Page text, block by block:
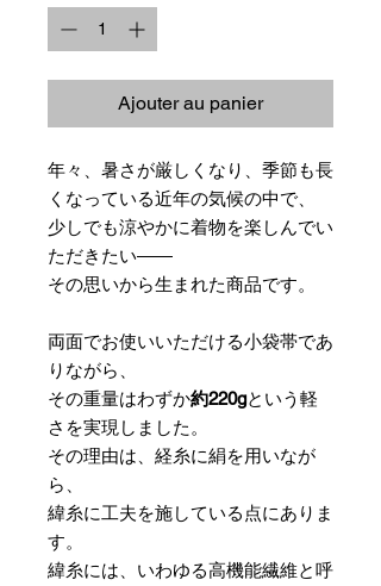
Ajouter au panier
年々、暑さが厳しくなり、季節も長
くなっている近年の気候の中で、
少しでも涼やかに着物を楽しんでい
ただきたい――
その思いから生まれた商品です。
両面でお使いいただける小袋帯であ
りながら、
その重量はわずか約220gという軽
さを実現しました。
その理由は、経糸に絹を用いなが
ら、
緯糸に工夫を施している点にありま
す。
緯糸には、いわゆる高機能繊維と呼